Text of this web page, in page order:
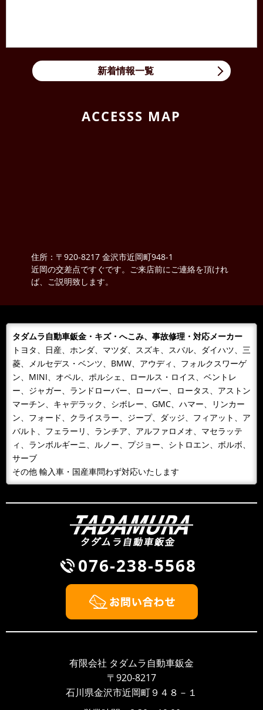
新着情報一覧
ACCESSS MAP
住所：〒920-8217 金沢市近岡町948-1
近岡の交差点ですぐです。ご来店前にご連絡を頂けれ
ば、ご説明致します。
タダムラ自動車鈑金・キズ・へこみ、事故修理・対応メーカー
トヨタ、日産、ホンダ、マツダ、スズキ、スバル、ダイハツ、三
菱、メルセデス・ベンツ、BMW、アウディ、フォルクスワーゲ
ン、MINI、オペル、ポルシェ、ロールス・ロイス、ベントレ
ー、ジャガー、ランドローバー、ローバー、ロータス、アストン
マーチン、キャデラック、シボレー、GMC、ハマー、リンカー
ン、フォード、クライスラー、ジープ、ダッジ、フィアット、ア
バルト、フェラーリ、ランチア、アルファロメオ、マセラッテ
ィ、ランボルギーニ、ルノー、プジョー、シトロエン、ボルボ、
サーブ
その他 輸入車・国産車問わず対応いたします
076-238-5568
有限会社 タダムラ自動車鈑金
〒920-8217
石川県金沢市近岡町９４８－１